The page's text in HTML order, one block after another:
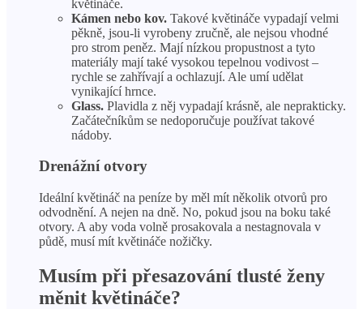
květináče.
Kámen nebo kov. Takové květináče vypadají velmi
pěkně, jsou-li vyrobeny zručně, ale nejsou vhodné
pro strom peněz. Mají nízkou propustnost a tyto
materiály mají také vysokou tepelnou vodivost –
rychle se zahřívají a ochlazují. Ale umí udělat
vynikající hrnce.
Glass. Plavidla z něj vypadají krásně, ale neprakticky.
Začátečníkům se nedoporučuje používat takové
nádoby.
Drenážní otvory
Ideální květináč na peníze by měl mít několik otvorů pro
odvodnění. A nejen na dně. No, pokud jsou na boku také
otvory. A aby voda volně prosakovala a nestagnovala v
půdě, musí mít květináče nožičky.
Musím při přesazování tlusté ženy
měnit květináče?